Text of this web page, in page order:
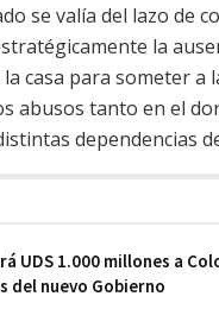
se valía del lazo de
la
casa para someter a
abusos tanto en el
dependencias
UDS 1.000 millones a
del nuevo Gobierno